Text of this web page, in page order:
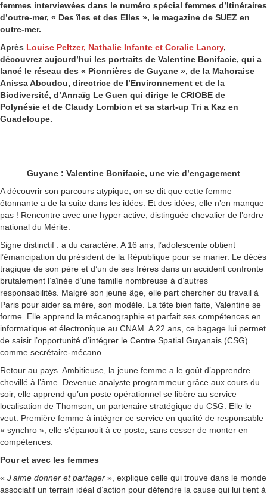
femmes interviewées dans le numéro spécial femmes d’Itinéraires
d’outre-mer, « Des îles et des Elles », le magazine de SUEZ en
outre-mer.
Après Louise Peltzer, Nathalie Infante et Coralie Lancry,
découvrez aujourd’hui les portraits de Valentine Bonifacie, qui a
lancé le réseau des « Pionnières de Guyane », de la Mahoraise
Anissa Aboudou, directrice de l’Environnement et de la
Biodiversité, d’Annaïg Le Guen qui dirige le CRIOBE de
Polynésie et de Claudy Lombion et sa start-up Tri a Kaz en
Guadeloupe.
Guyane : Valentine Bonifacie, une vie d’engagement
A découvrir son parcours atypique, on se dit que cette femme
étonnante a de la suite dans les idées. Et des idées, elle n’en manque
pas ! Rencontre avec une hyper active, distinguée chevalier de l’ordre
national du Mérite.
Signe distinctif : a du caractère. A 16 ans, l’adolescente obtient
l’émancipation du président de la République pour se marier. Le décès
tragique de son père et d’un de ses frères dans un accident confronte
brutalement l’aînée d’une famille nombreuse à d’autres
responsabilités. Malgré son jeune âge, elle part chercher du travail à
Paris pour aider sa mère, son modèle. La tête bien faite, Valentine se
forme. Elle apprend la mécanographie et parfait ses compétences en
informatique et électronique au CNAM. A 22 ans, ce bagage lui permet
de saisir l’opportunité d’intégrer le Centre Spatial Guyanais (CSG)
comme secrétaire-mécano.
Retour au pays. Ambitieuse, la jeune femme a le goût d’apprendre
chevillé à l’âme. Devenue analyste programmeur grâce aux cours du
soir, elle apprend qu’un poste opérationnel se libère au service
localisation de Thomson, un partenaire stratégique du CSG. Elle le
veut. Première femme à intégrer ce service en qualité de responsable
« synchro », elle s’épanouit à ce poste, sans cesser de monter en
compétences.
Pour et avec les femmes
« J’aime donner et partager », explique celle qui trouve dans le monde
associatif un terrain idéal d’action pour défendre la cause qui lui tient à